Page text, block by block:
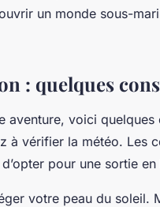
un monde sous-
: quelques
aventure, voici
à vérifier la météo. Les
pour une sortie
votre peau du soleil.